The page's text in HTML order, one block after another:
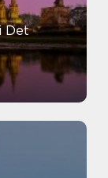
Det